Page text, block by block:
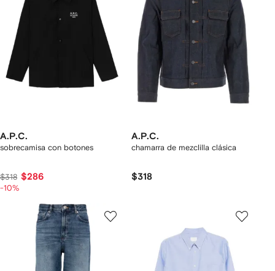
A.P.C.
sobrecamisa con botones
$318 $286
-10%
A.P.C.
chamarra de mezclilla clásica
$318